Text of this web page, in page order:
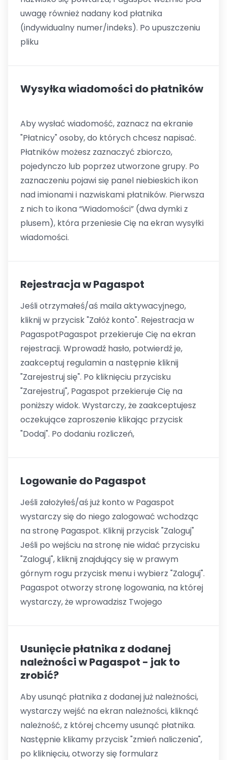
uwagę również nadany kod płatnika
(indywidualny numer/indeks). Po upuszczeniu
pliku
Wysyłka wiadomości do płatników
Aby wysłać wiadomość, zaznacz na ekranie
"Płatnicy" osoby, do których chcesz napisać.
Płatników możesz zaznaczyć zbiorczo,
pojedynczo lub poprzez utworzone grupy. Po
zaznaczeniu pojawi się panel niebieskich ikon
nad imionami i nazwiskami płatników. Pierwsza
z nich to ikona “Wiadomości” (dwa dymki z
plusem), która przeniesie Cię na ekran wysyłki
wiadomości.
Rejestracja w Pagaspot
Jeśli otrzymałeś/aś maila aktywacyjnego,
kliknij w przycisk "Załóż konto". Rejestracja w
PagaspotPagaspot przekieruje Cię na ekran
rejestracji. Wprowadź hasło, potwierdź je,
zaakceptuj regulamin a następnie kliknij
"Zarejestruj się". Po kliknięciu przycisku
"Zarejestruj", Pagaspot przekieruje Cię na
poniższy widok. Wystarczy, że zaakceptujesz
oczekujące zaproszenie klikając przycisk
"Dodaj". Po dodaniu rozliczeń,
Logowanie do Pagaspot
Jeśli założyłeś/aś już konto w Pagaspot
wystarczy się do niego zalogować wchodząc
na stronę Pagaspot. Kliknij przycisk "Zaloguj"
Jeśli po wejściu na stronę nie widać przycisku
"Zaloguj", kliknij znajdujący się w prawym
górnym rogu przycisk menu i wybierz "Zaloguj".
Pagaspot otworzy stronę logowania, na której
wystarczy, że wprowadzisz Twojego
Usunięcie płatnika z dodanej
należności w Pagaspot - jak to
zrobić?
Aby usunąć płatnika z dodanej już należności,
wystarczy wejść na ekran należności, kliknąć
należność, z której chcemy usunąć płatnika.
Następnie klikamy przycisk "zmień naliczenia",
po kliknięciu, otworzy się formularz